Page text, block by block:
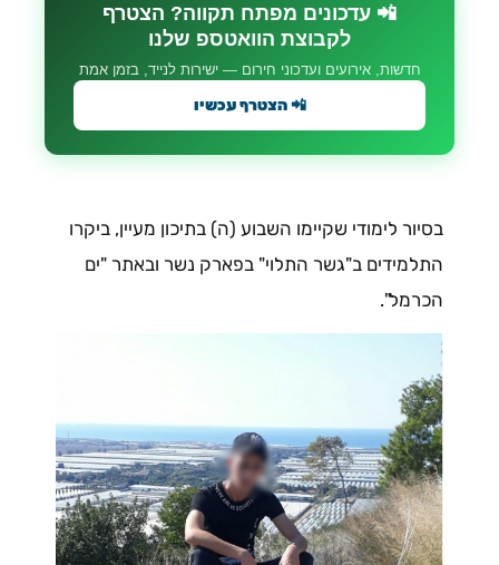
📲 עדכונים מפתח תקווה? הצטרף
לקבוצת הוואטספ שלנו
חדשות, אירועים ועדכוני חירום — ישירות לנייד, בזמן אמת
📲 הצטרף עכשיו
בסיור לימודי שקיימו השבוע (ה) בתיכון מעיין, ביקרו
התלמידים ב"גשר התלוי" בפארק נשר ובאתר "ים
הכרמל".